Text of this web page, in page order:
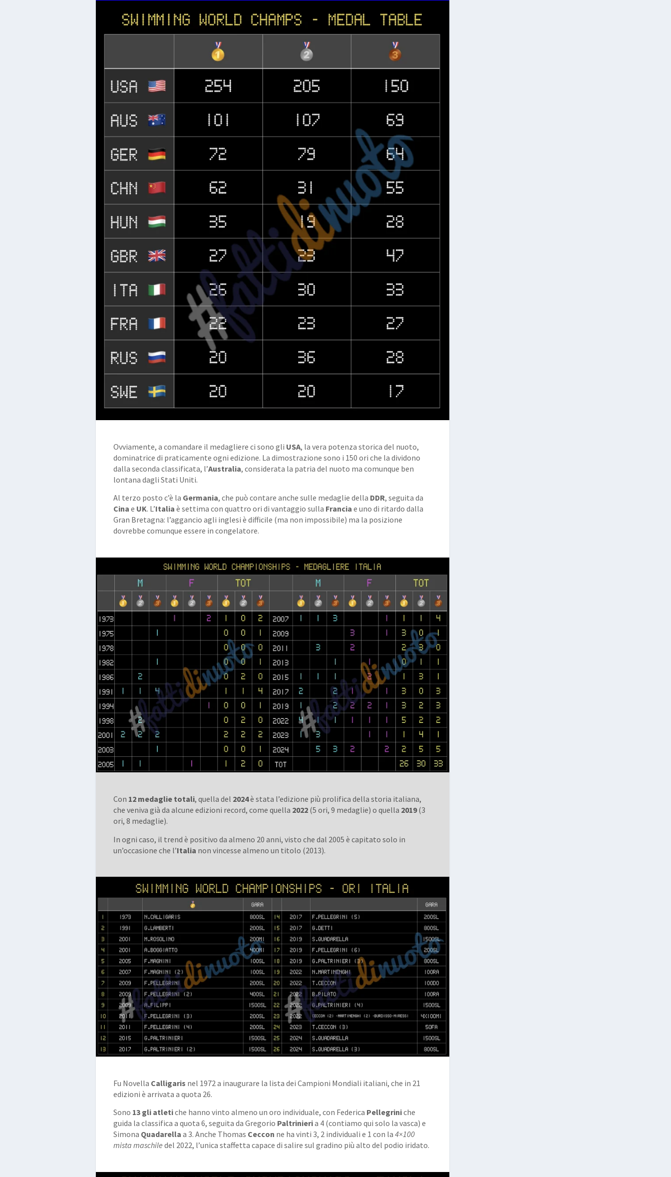
Ovviamente, a comandare il medagliere ci sono gli USA, la vera potenza storica del nuoto,
dominatrice di praticamente ogni edizione. La dimostrazione sono i 150 ori che la dividono
dalla seconda classificata, l’Australia, considerata la patria del nuoto ma comunque ben
lontana dagli Stati Uniti.
Al terzo posto c’è la Germania, che può contare anche sulle medaglie della DDR, seguita da
Cina e UK. L’Italia è settima con quattro ori di vantaggio sulla Francia e uno di ritardo dalla
Gran Bretagna: l’aggancio agli inglesi è difficile (ma non impossibile) ma la posizione
dovrebbe comunque essere in congelatore.
Con 12 medaglie totali, quella del 2024è stata l’edizione più prolifica della storia italiana,
che veniva già da alcune edizioni record, come quella 2022 (5 ori, 9 medaglie) o quella 2019(3
ori, 8 medaglie).
In ogni caso, il trend è positivo da almeno 20 anni, visto che dal 2005 è capitato solo in
un’occasione che l’Italia non vincesse almeno un titolo (2013).
Fu Novella Calligaris nel 1972 a inaugurare la lista dei Campioni Mondiali italiani, che in 21
edizioni è arrivata a quota 26.
Sono 13 gli atletiche hanno vinto almeno un oro individuale, con Federica Pellegriniche
guida la classifica a quota 6, seguita da Gregorio Paltrinieria 4 (contiamo qui solo la vasca) e
Simona Quadarella a 3. Anche Thomas Ceccon ne ha vinti 3, 2 individuali e 1 con la 4×100
mista maschile del 2022, l’unica staffetta capace di salire sul gradino più alto del podio iridato.